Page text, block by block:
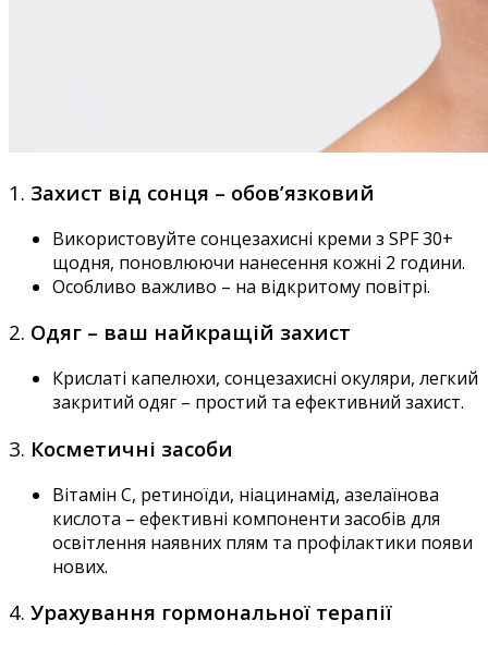
1. Захист від сонця – обов’язковий
Використовуйте сонцезахисні креми з SPF 30+
щодня, поновлюючи нанесення кожні 2 години.
Особливо важливо – на відкритому повітрі.
2. Одяг – ваш найкращій захист
Крислаті капелюхи, сонцезахисні окуляри, легкий
закритий одяг – простий та ефективний захист.
3. Косметичні засоби
Вітамін C, ретиноїди, ніацинамід, азелаїнова
кислота – ефективні компоненти засобів для
освітлення наявних плям та профілактики появи
нових.
4. Урахування гормональної терапії